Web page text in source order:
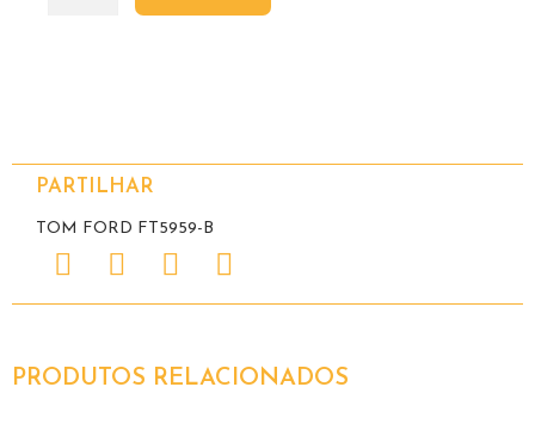
PARTILHAR
TOM FORD FT5959-B
PRODUTOS RELACIONADOS